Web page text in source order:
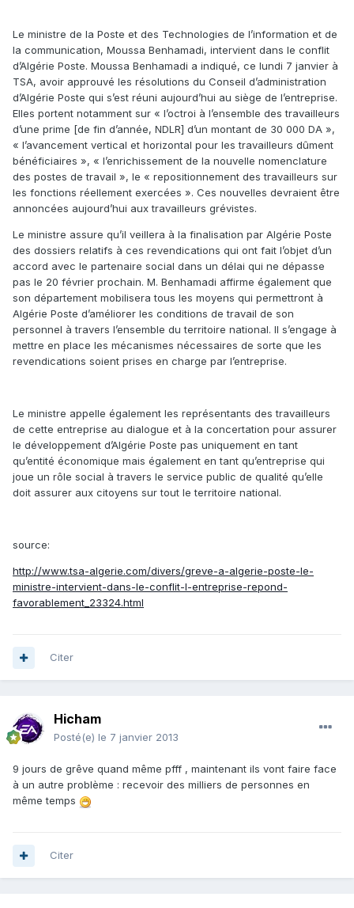
Le ministre de la Poste et des Technologies de l’information et de
la communication, Moussa Benhamadi, intervient dans le conflit
d’Algérie Poste. Moussa Benhamadi a indiqué, ce lundi 7 janvier à
TSA, avoir approuvé les résolutions du Conseil d’administration
d’Algérie Poste qui s’est réuni aujourd’hui au siège de l’entreprise.
Elles portent notamment sur « l’octroi à l’ensemble des travailleurs
d’une prime [de fin d’année, NDLR] d’un montant de 30 000 DA »,
« l’avancement vertical et horizontal pour les travailleurs dûment
bénéficiaires », « l’enrichissement de la nouvelle nomenclature
des postes de travail », le « repositionnement des travailleurs sur
les fonctions réellement exercées ». Ces nouvelles devraient être
annoncées aujourd’hui aux travailleurs grévistes.
Le ministre assure qu’il veillera à la finalisation par Algérie Poste
des dossiers relatifs à ces revendications qui ont fait l’objet d’un
accord avec le partenaire social dans un délai qui ne dépasse
pas le 20 février prochain. M. Benhamadi affirme également que
son département mobilisera tous les moyens qui permettront à
Algérie Poste d’améliorer les conditions de travail de son
personnel à travers l’ensemble du territoire national. Il s’engage à
mettre en place les mécanismes nécessaires de sorte que les
revendications soient prises en charge par l’entreprise.
Le ministre appelle également les représentants des travailleurs
de cette entreprise au dialogue et à la concertation pour assurer
le développement d’Algérie Poste pas uniquement en tant
qu’entité économique mais également en tant qu’entreprise qui
joue un rôle social à travers le service public de qualité qu’elle
doit assurer aux citoyens sur tout le territoire national.
source:
http://www.tsa-algerie.com/divers/greve-a-algerie-poste-le-
ministre-intervient-dans-le-conflit-l-entreprise-repond-
favorablement_23324.html
Citer
Hicham
Posté(e) le 7 janvier 2013
9 jours de grêve quand même pfff , maintenant ils vont faire face
à un autre problème : recevoir des milliers de personnes en
même temps
Citer